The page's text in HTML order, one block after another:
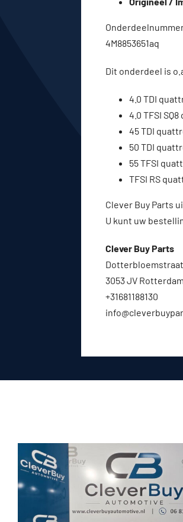
4M8853651aq
Dit onderdeel is
4.0 TDI
4.0 TFSI
45 TDI
50 TDI
55 TFSI
TFSI RS
Clever Buy Parts
U kunt uw
Clever Buy Parts
3053 JV Rotterdam
+31681188130